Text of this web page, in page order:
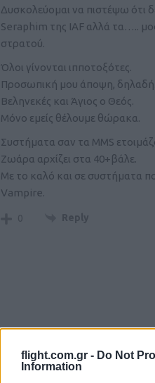
flight.com.gr - Do Not
Information
Ροή Ειδήσεων
Δυσκολεύομαι να πιστέψω ότι
Seraphim της IAF αλλά τα…..
στρατού.
Όλοι γίνονται ιπποτοξότες.
Προσωπική μου άποψη, δηλαδή.
Βεληνεκές και Άγιος ο Θεός.
Μόνο εμείς θέλουμε θώρακα.
Συστήματα σαν τα MMS
Ζωάρα αρχίζει στα 40+βάλε.
Με το καλό και σε συστήματα
Vampire.
0 Reply